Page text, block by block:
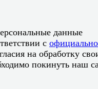
данные
с
на обработку
покинуть наш